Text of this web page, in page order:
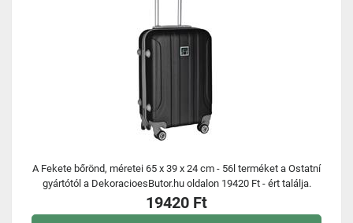
A Fekete bőrönd, méretei 65 x 39 x 24 cm - 56l terméket a Ostatní
gyártótól a DekoracioesButor.hu oldalon 19420 Ft - ért találja.
19420 Ft